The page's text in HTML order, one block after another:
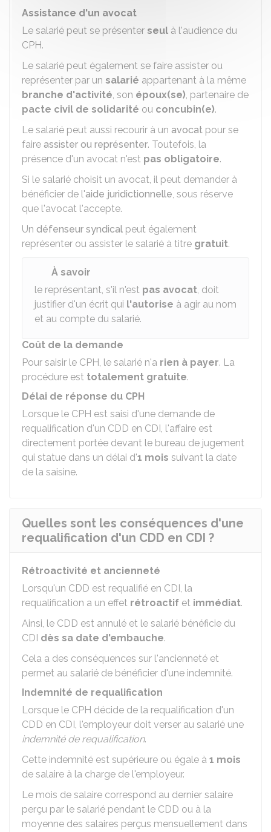
Assistance d'un avocat
Le salarié peut se présenter seul à l'audience du
CPH.
Le salarié peut également se faire assister ou
représenter par un salarié appartenant à la même
branche d'activité, son époux(se), partenaire de
pacte civil de solidarité ou concubin(e).
Le salarié peut aussi recourir à un avocat pour se
faire assister ou représenter. Toutefois, la
présence d'un avocat n'est pas obligatoire.
Si le salarié choisit un avocat, il peut demander à
bénéficier de l'aide juridictionnelle, sous réserve
que l'avocat l'accepte.
Un défenseur syndical peut également
représenter ou assister le salarié à titre gratuit.
À savoir
le représentant, s'il n'est pas avocat, doit
justifier d'un écrit qui l'autorise à agir au nom
et au compte du salarié.
Coût de la demande
Pour saisir le CPH, le salarié n'a rien à payer. La
procédure est totalement gratuite.
Délai de réponse du CPH
Lorsque le CPH est saisi d'une demande de
requalification d'un CDD en CDI, l'affaire est
directement portée devant le bureau de jugement
qui statue dans un délai d'1 mois suivant la date
de la saisine.
Quelles sont les conséquences d'une
requalification d'un CDD en CDI ?
Rétroactivité et ancienneté
Lorsqu'un CDD est requalifié en CDI, la
requalification a un effet rétroactif et immédiat.
Ainsi, le CDD est annulé et le salarié bénéficie du
CDI dès sa date d'embauche.
Cela a des conséquences sur l'ancienneté et
permet au salarié de bénéficier d'une indemnité.
Indemnité de requalification
Lorsque le CPH décide de la requalification d'un
CDD en CDI, l'employeur doit verser au salarié une
indemnité de requalification.
Cette indemnité est supérieure ou égale à 1 mois
de salaire à la charge de l'employeur.
Le mois de salaire correspond au dernier salaire
perçu par le salarié pendant le CDD ou à la
moyenne des salaires perçus mensuellement dans